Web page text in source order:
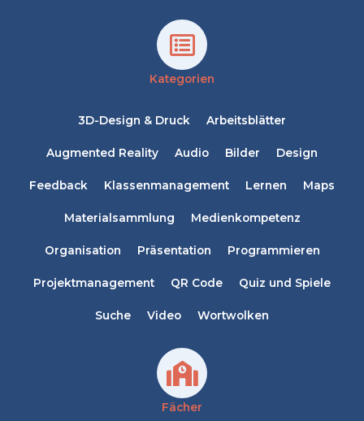
Kategorien
3D-Design & Druck Arbeitsblätter
Augmented Reality Audio Bilder Design
Feedback Klassenmanagement Lernen Maps
Materialsammlung Medienkompetenz
Organisation Präsentation Programmieren
Projektmanagement QR Code Quiz und Spiele
Suche Video Wortwolken
Fächer